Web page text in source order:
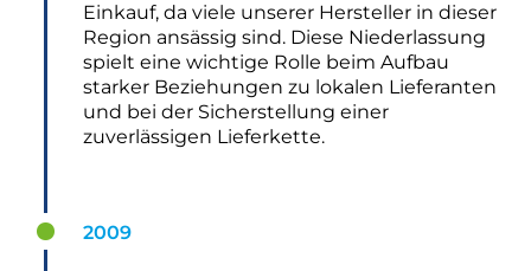
Einkauf, da viele unserer Hersteller in dieser
Region ansässig sind. Diese Niederlassung
spielt eine wichtige Rolle beim Aufbau
starker Beziehungen zu lokalen Lieferanten
und bei der Sicherstellung einer
zuverlässigen Lieferkette.
2009